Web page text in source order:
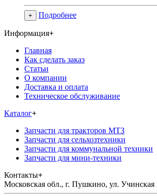
+ Подробнее
Информация+
Главная
Как сделать заказ
Статьи
О компании
Доставка и оплата
Техническое обслуживание
Каталог+
Запчасти для тракторов МТЗ
Запчасти для сельхозтехники
Запчасти для коммунальной техники
Запчасти для мини-техники
Контакты+
Московская обл., г. Пушкино, ул. Учинская